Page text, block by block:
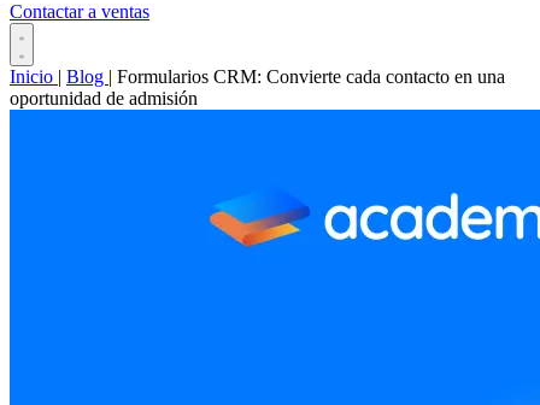
Contactar a ventas
Inicio | Blog | Formularios CRM: Convierte cada contacto en una
oportunidad de admisión